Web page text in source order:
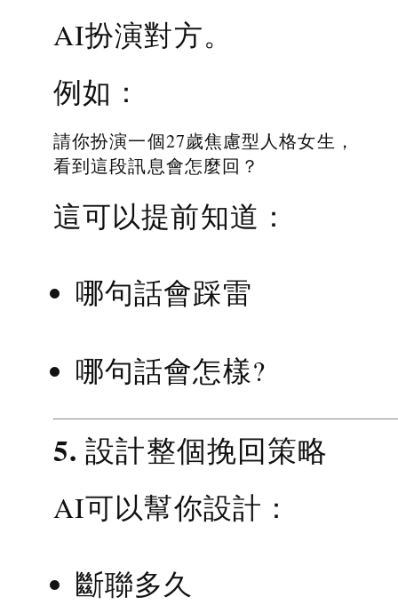
AI扮演對方。
例如：
請你扮演一個27歲焦慮型人格女生，
看到這段訊息會怎麼回？
這可以提前知道：
哪句話會踩雷
哪句話會怎樣?
5. 設計整個挽回策略
AI可以幫你設計：
斷聯多久